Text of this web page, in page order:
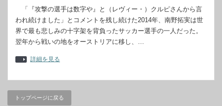
「『攻撃の選手は数字や』と（レヴィー・）クルピさんから言
われ続けました」とコメントを残し続けた2014年、南野拓実は世
界で最も悲しみの十字架を背負ったサッカー選手の一人だった。
翌年から戦いの地をオーストリアに移し、…
詳細を見る
トップページに戻る